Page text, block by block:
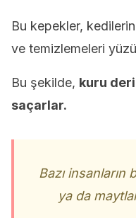
Bu kepekler,
ve temizlemeleri
Bu şekilde, kuru
saçarlar.
Bazı insanların
ya da